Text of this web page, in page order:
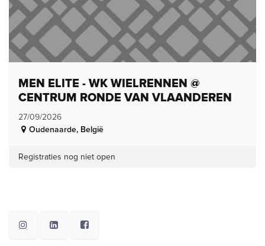
MEN ELITE - WK WIELRENNEN @
CENTRUM RONDE VAN VLAANDEREN
27/09/2026
Oudenaarde, België
Registraties nog niet open